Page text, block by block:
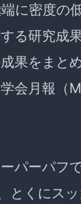
に密度の
る研究成
果をまと
会月報（
パーパフ
とくにス